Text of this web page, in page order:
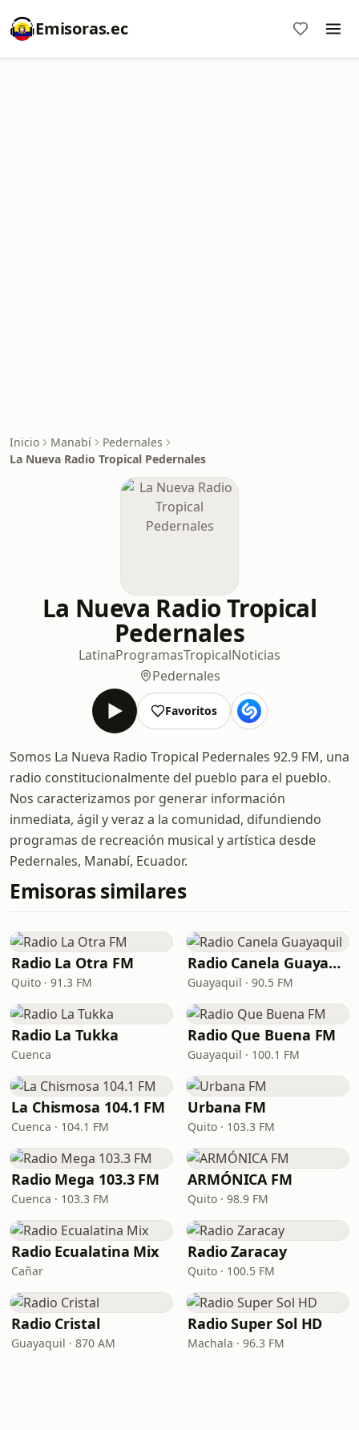
Emisoras.ec
Inicio Manabí
Pedernales
La Nueva Radio Tropical Pedernales
La Nueva Radio Tropical
Pedernales
LatinaProgramasTropicalNoticias
Pedernales
Favoritos
Somos La Nueva Radio Tropical Pedernales 92.9 FM, una
radio constitucionalmente del pueblo para el pueblo.
Nos caracterizamos por generar información
inmediata, ágil y veraz a la comunidad, difundiendo
programas de recreación musical y artística desde
Pedernales, Manabí, Ecuador.
Emisoras similares
Radio La Otra FM
Quito · 91.3 FM
Radio Canela Guayaquil
Guayaquil · 90.5 FM
Radio La Tukka
Cuenca
Radio Que Buena FM
Guayaquil · 100.1 FM
La Chismosa 104.1 FM
Cuenca · 104.1 FM
Urbana FM
Quito · 103.3 FM
Radio Mega 103.3 FM
Cuenca · 103.3 FM
ARMÓNICA FM
Quito · 98.9 FM
Radio Ecualatina Mix
Cañar
Radio Zaracay
Quito · 100.5 FM
Radio Cristal
Guayaquil · 870 AM
Radio Super Sol HD
Machala · 96.3 FM